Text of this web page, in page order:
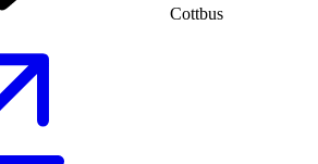
Cottbus